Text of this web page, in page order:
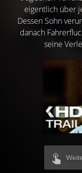
eigentlich über
Dessen Sohn
danach
seine